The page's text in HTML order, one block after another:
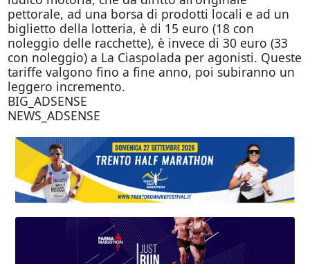
pettorale, ad una borsa di prodotti locali e ad un
biglietto della lotteria, è di 15 euro (18 con
noleggio delle racchette), è invece di 30 euro (33
con noleggio) a La Ciaspolada per agonisti. Queste
tariffe valgono fino a fine anno, poi subiranno un
leggero incremento.
BIG_ADSENSE
NEWS_ADSENSE